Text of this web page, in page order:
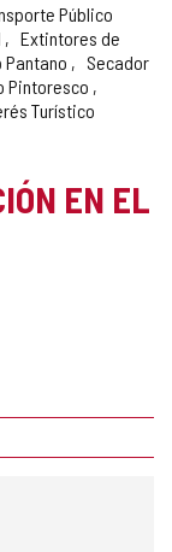
Público
Extintores de
Pantano
Secador
Pintoresco
Turístico
EN EL